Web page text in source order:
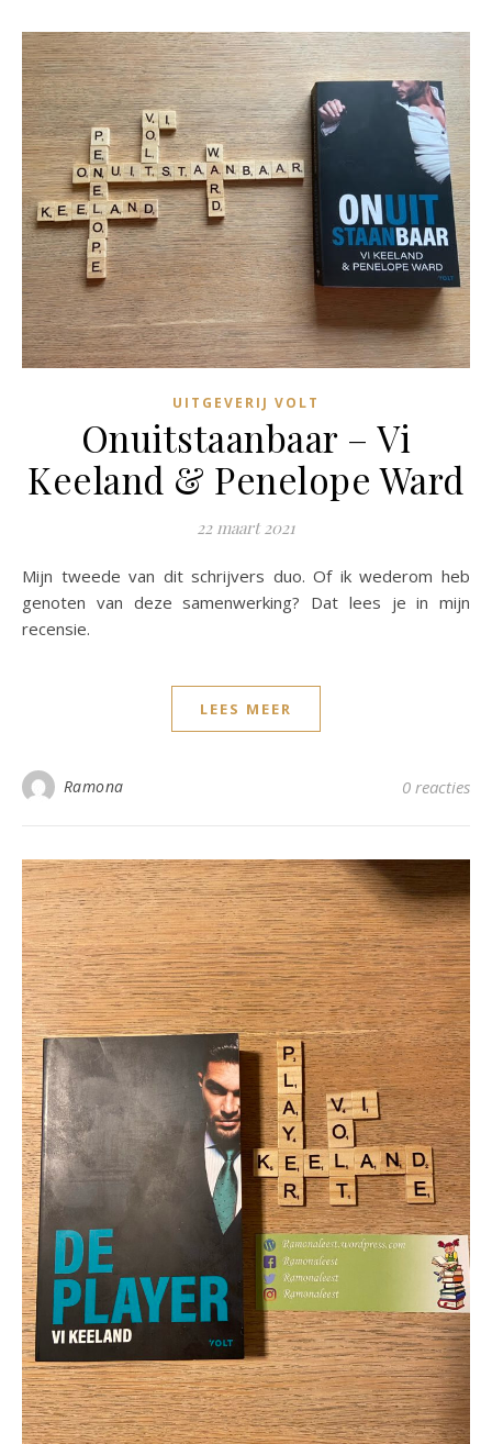
UITGEVERIJ VOLT
Onuitstaanbaar – Vi
Keeland & Penelope Ward
22 maart 2021
Mijn tweede van dit schrijvers duo. Of ik wederom heb
genoten van deze samenwerking? Dat lees je in mijn
recensie.
LEES MEER
Ramona 0 reacties